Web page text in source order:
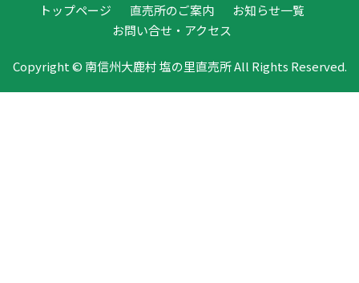
トップページ 直売所のご案内
お知らせ一覧
お問い合せ・アクセス
Copyright © 南信州大鹿村 塩の里直売所 All Rights Reserved.